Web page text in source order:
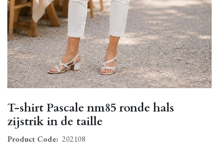
T-shirt Pascale nm85 ronde hals
zijstrik in de taille
Product Code: 202108